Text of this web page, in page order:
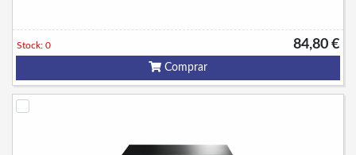
84,80 €
Stock: 0
Comprar